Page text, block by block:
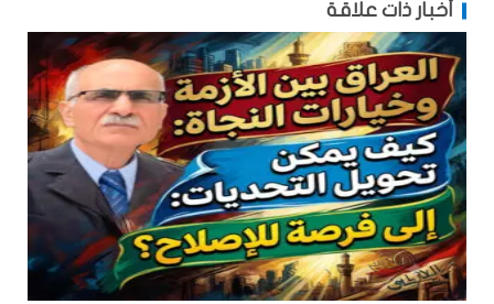
أخبار ذات علاقة